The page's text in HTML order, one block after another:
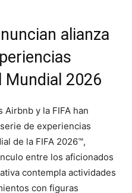
alianza
Mundial 2026
Airbnb y la FIFA han
de experiencias
de la FIFA 2026™,
entre los aficionados
contempla actividades
con figuras